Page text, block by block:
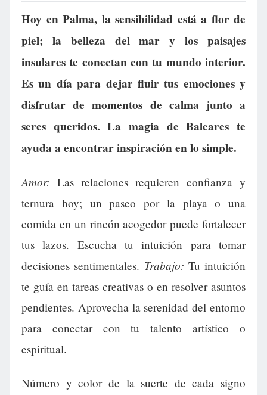
Hoy en Palma, la sensibilidad está a flor de
piel; la belleza del mar y los paisajes
insulares te conectan con tu mundo interior.
Es un día para dejar fluir tus emociones y
disfrutar de momentos de calma junto a
seres queridos. La magia de Baleares te
ayuda a encontrar inspiración en lo simple.
Amor: Las relaciones requieren confianza y
ternura hoy; un paseo por la playa o una
comida en un rincón acogedor puede fortalecer
tus lazos. Escucha tu intuición para tomar
decisiones sentimentales. Trabajo: Tu intuición
te guía en tareas creativas o en resolver asuntos
pendientes. Aprovecha la serenidad del entorno
para conectar con tu talento artístico o
espiritual.
Número y color de la suerte de cada signo